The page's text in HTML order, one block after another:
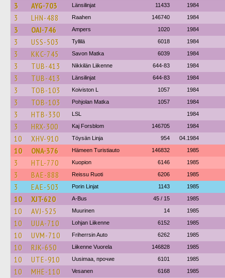
3 AYG-703 Länsilinjat 11433 1984
3 LHN-488 Raahen 146740 1984
3 OAI-746 Ampers 1020 1984
3 USS-503 Tyllilä 6018 1984
3 KKC-745 Savon Matka 6039 1984
3 TUB-413 Nikkilän Liikenne 644-83 1984
3 TUB-413 Länsilinjat 644-83 1984
3 TOB-103 Koiviston L 1057 1984
3 TOB-103 Pohjolan Matka 1057 1984
3 HTB-330 LSL 1984
3 HRX-300 Kaj Forsblom 146705 1984
10 XHV-910 Töysän Linja 954 04.1984
10 ONA-376 Hämeen Turistiauto 146832 1985
3 HTL-770 Kuopion 6146 1985
3 BAE-888 Reissu Ruoti 6206 1985
3 EAE-503 Porin Linjat 1143 1985
10 XJT-620 A-Bus 45 / 15 1985
10 AVJ-525 Muurinen 14 1985
10 UUA-710 Lohjan Liikenne 6152 1985
10 UVM-710 Friherrsin Auto 6262 1985
10 RJK-650 Liikenne Vuorela 146828 1985
10 UTE-910 Uusimaa, прочие 6101 1985
10 MHE-110 Vesanen 6168 1985